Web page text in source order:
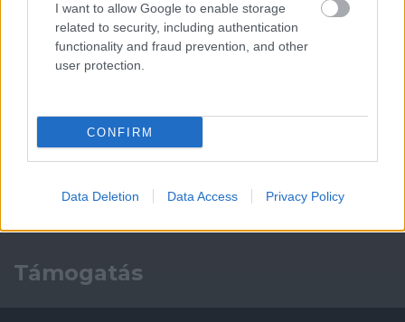
I want to allow Google to enable storage
related to security, including authentication
functionality and fraud prevention, and other
user protection.
CONFIRM
Data Deletion Data Access Privacy Policy
Felkészülési szezon 4. mérkőzés
Nya Ullevi, Göteborg
2026-08-08 17:00
Leeds UnitedvsManchester United
AC MilanvsManchester United2026-08-15 18:00
Támogatás